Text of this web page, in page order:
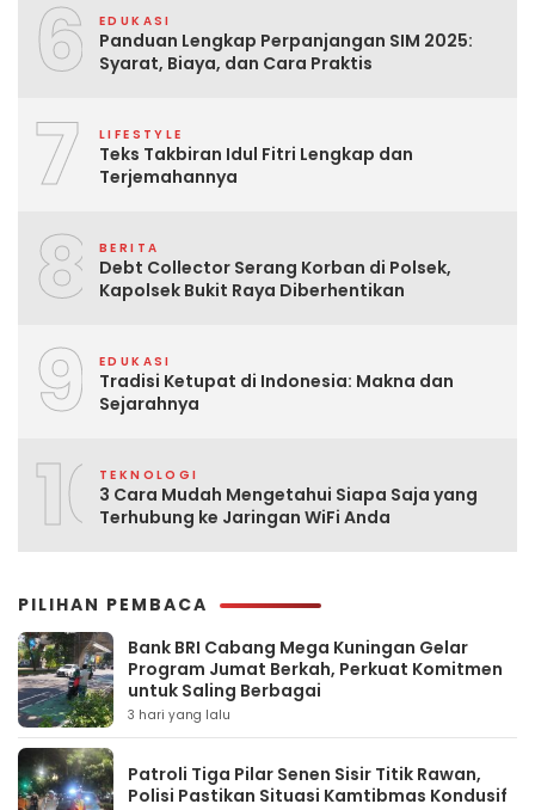
6 EDUKASI
Panduan Lengkap Perpanjangan SIM 2025:
Syarat, Biaya, dan Cara Praktis
7 LIFESTYLE
Teks Takbiran Idul Fitri Lengkap dan
Terjemahannya
8 BERITA
Debt Collector Serang Korban di Polsek,
Kapolsek Bukit Raya Diberhentikan
9 EDUKASI
Tradisi Ketupat di Indonesia: Makna dan
Sejarahnya
10TEKNOLOGI
3 Cara Mudah Mengetahui Siapa Saja yang
Terhubung ke Jaringan WiFi Anda
PILIHAN PEMBACA
Bank BRI Cabang Mega Kuningan Gelar
Program Jumat Berkah, Perkuat Komitmen
untuk Saling Berbagai
3 hari yang lalu
Patroli Tiga Pilar Senen Sisir Titik Rawan,
Polisi Pastikan Situasi Kamtibmas Kondusif